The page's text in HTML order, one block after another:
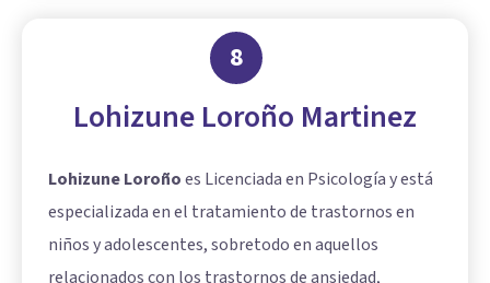
8
Lohizune Loroño Martinez
Lohizune Loroñoes Licenciada en Psicología y está
especializada en el tratamiento de trastornos en
niños y adolescentes, sobretodo en aquellos
relacionados con los trastornos de ansiedad,